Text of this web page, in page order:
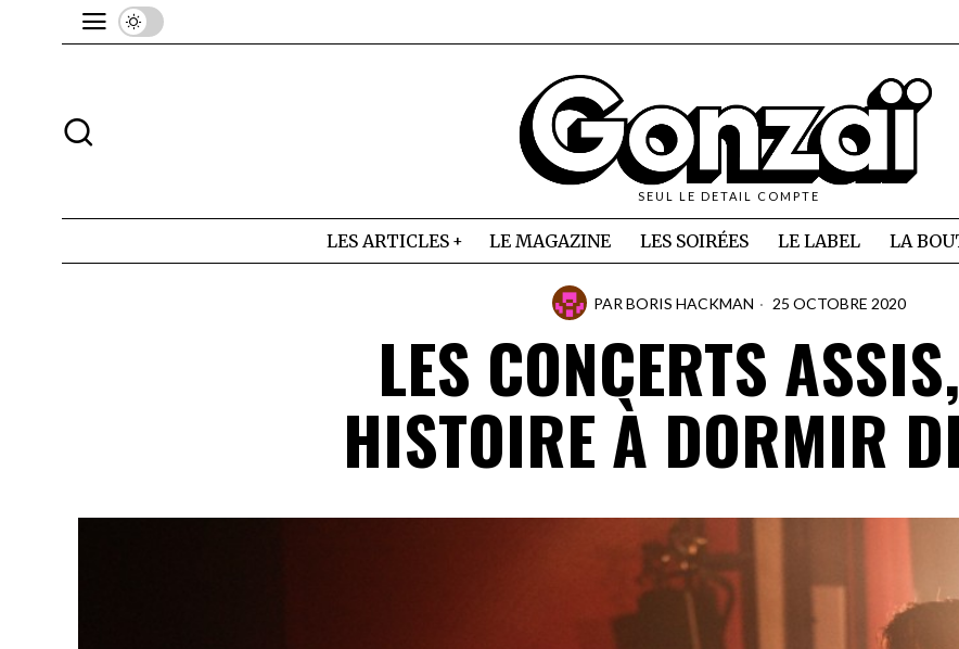
SEUL LE DETAIL COMPTE
LES ARTICLES LE MAGAZINE LES SOIRÉES LE LABEL LA
PAR BORIS HACKMAN 25 OCTOBRE 2020
LES CONCERTS
HISTOIRE À DORMIR